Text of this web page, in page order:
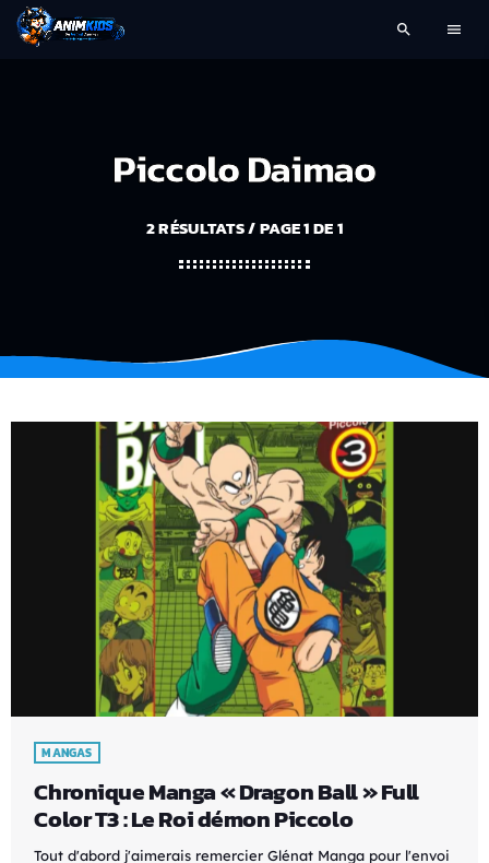
search menu
Piccolo Daimao
2 RÉSULTATS / PAGE 1 DE 1
MANGAS
Chronique Manga « Dragon Ball » Full
Color T3 : Le Roi démon Piccolo
Tout d'abord j'aimerais remercier Glénat Manga pour l'envoi